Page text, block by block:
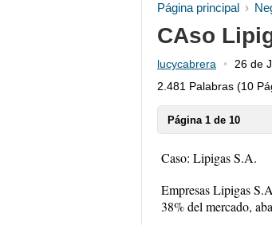
Página principal
CAso
lucycabrera
26 de
2.481 Palabras (10
Página 1 de 10
Caso: Lipigas S.A.
Empresas Lipigas
38% del mercado,